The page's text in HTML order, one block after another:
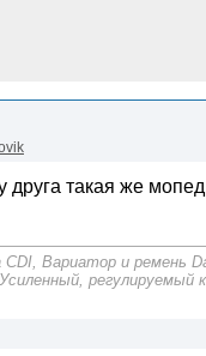
друга такая же
Вариатор и ремень